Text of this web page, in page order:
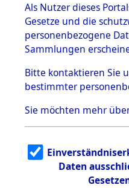
Effekten
1.2.9.1
Effekten aus
dem KZ
Dachau
1.2.9.2
Effekten aus
dem KZ
Bayerisches
1.2.9.3
Effekten aus
dem KZ
Neuengamm
Als Nutzer dieses
Gesetze und die
personenbezogene
Sammlungen
Bitte kontaktieren Sie
bestimmter
Sie möchten mehr
Daten